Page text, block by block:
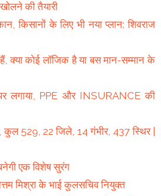
खोलने की तैयारी
किसानों के लिए भी नया प्लान: शिवराज
हैं, क्या कोई लॉजिक है या बस मान-सम्मान के
पर लगाया, PPE और INSURANCE की
कुल 529, 22 जिले, 14 गंभीर, 437 स्थिर |
एक विशेष सुरंग
मिश्रा के भाई कुलसचिव नियुक्त